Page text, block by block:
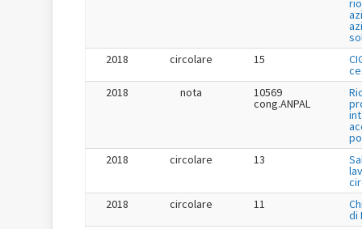
2018
circolare 15
2018
nota 10569
cong.ANPAL
2018
circolare 13
2018
circolare 11
di